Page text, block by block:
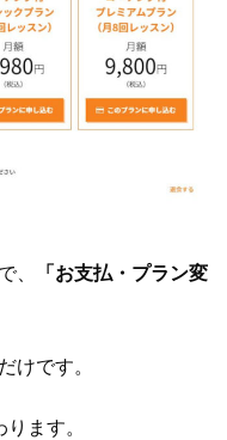
、
「お支払・プラン変
けです。
ます。